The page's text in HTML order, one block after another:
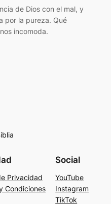
de Dios con el mal, y
por la pureza. Qué
incomoda.
Privacidad
Condiciones
Social
YouTube
Instagram
TikTok